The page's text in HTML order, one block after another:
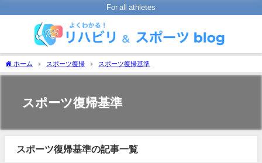
For all athletes
ホーム スポーツ復帰 スポーツ復帰基準
スポーツ復帰基準
スポーツ復帰基準の記事一覧